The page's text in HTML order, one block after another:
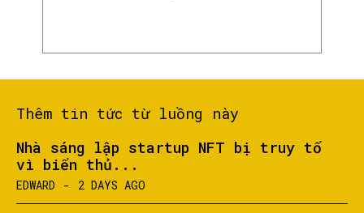
Thêm tin tức từ luồng này
Nhà sáng lập startup NFT bị truy tố
vì biển thủ...
EDWARD - 2 DAYS AGO